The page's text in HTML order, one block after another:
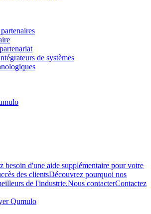
de systèmes
besoin d'une aide supplémentaire pour votre
des clientsDécouvrez pourquoi nos
de l'industrie.Nous contacterContactez
Qumulo